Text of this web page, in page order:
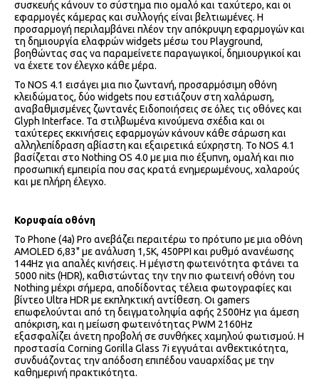
συσκευής κάνουν το σύστημα πιο ομαλό και ταχύτερο, και οι
εφαρμογές κάμερας και συλλογής είναι βελτιωμένες. Η
προσαρμογή περιλαμβάνει πλέον την απόκρυψη εφαρμογών και
τη δημιουργία ελαφρών widgets μέσω του Playground,
βοηθώντας σας να παραμείνετε παραγωγικοί, δημιουργικοί και
να έχετε τον έλεγχο κάθε μέρα.
Το NOS 4.1 εισάγει μια πιο ζωντανή, προσαρμόσιμη οθόνη
κλειδώματος, δύο widgets που εστιάζουν στη χαλάρωση,
αναβαθμισμένες ζωντανές Ειδοποιήσεις σε όλες τις οθόνες και
Glyph Interface. Τα στιλβωμένα κινούμενα σχέδια και οι
ταχύτερες εκκινήσεις εφαρμογών κάνουν κάθε σάρωση και
αλληλεπίδραση αβίαστη και εξαιρετικά εύχρηστη. Το NOS 4.1
βασίζεται στο Nothing OS 4.0 με μια πιο έξυπνη, ομαλή και πιο
προσωπική εμπειρία που σας κρατά ενημερωμένους, χαλαρούς
και με πλήρη έλεγχο.
Κορυφαία οθόνη
Το Phone (4a) Pro ανεβάζει περαιτέρω το πρότυπο με μια οθόνη
AMOLED 6,83" με ανάλυση 1,5K, 450PPI και ρυθμό ανανέωσης
144Hz για απαλές κινήσεις. Η μέγιστη φωτεινότητα φτάνει τα
5000 nits (HDR), καθιστώντας την την πιο φωτεινή οθόνη του
Nothing μέχρι σήμερα, αποδίδοντας τέλεια φωτογραφίες και
βίντεο Ultra HDR με εκπληκτική αντίθεση. Οι gamers
επωφελούνται από τη δειγματοληψία αφής 2500Hz για άμεση
απόκριση, και η μείωση φωτεινότητας PWM 2160Hz
εξασφαλίζει άνετη προβολή σε συνθήκες χαμηλού φωτισμού. Η
προστασία Corning Gorilla Glass 7i εγγυάται ανθεκτικότητα,
συνδυάζοντας την απόδοση επιπέδου ναυαρχίδας με την
καθημερινή πρακτικότητα.